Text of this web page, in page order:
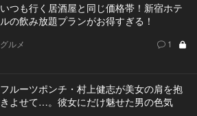
いつも行く居酒屋と同じ価格帯！新宿ホテ
ルの飲み放題プランがお得すぎる！
グルメ 1
フルーツポンチ・村上健志が美女の肩を抱
きよせて…。彼女にだけ魅せた男の色気